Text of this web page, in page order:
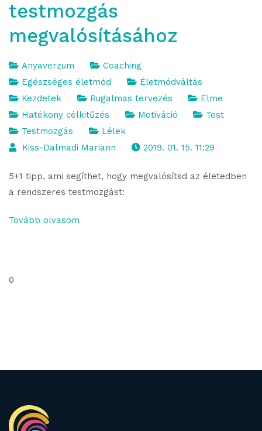
testmozgás
megvalósításához
Anyaverzum
Coaching
Egészséges életmód
Életmódváltás
Kezdetek
Rugalmas tervezés
Elme
Hatékony célkitűzés
Motiváció
Test
Testmozgás
Lélek
Kiss-Dalmadi Mariann
2019. 01. 15. 11:29
5+1 tipp, ami segíthet, hogy megvalósítsd az életedben
a rendszeres testmozgást:
Tovább olvasom
0